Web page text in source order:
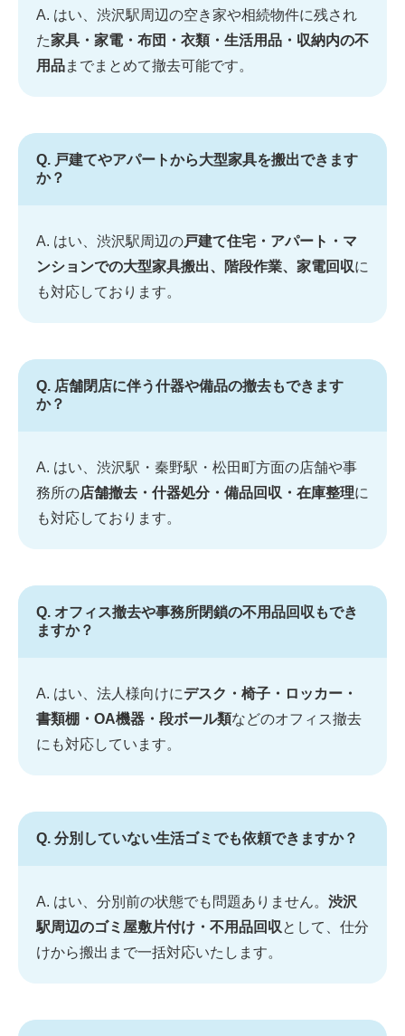
A. はい、渋沢駅周辺の空き家や相続物件に残され
た家具・家電・布団・衣類・生活用品・収納内の不
用品までまとめて撤去可能です。
Q. 戸建てやアパートから大型家具を搬出できます
か？
A. はい、渋沢駅周辺の戸建て住宅・アパート・マ
ンションでの大型家具搬出、階段作業、家電回収に
も対応しております。
Q. 店舗閉店に伴う什器や備品の撤去もできます
か？
A. はい、渋沢駅・秦野駅・松田町方面の店舗や事
務所の店舗撤去・什器処分・備品回収・在庫整理に
も対応しております。
Q. オフィス撤去や事務所閉鎖の不用品回収もでき
ますか？
A. はい、法人様向けにデスク・椅子・ロッカー・
書類棚・OA機器・段ボール類などのオフィス撤去
にも対応しています。
Q. 分別していない生活ゴミでも依頼できますか？
A. はい、分別前の状態でも問題ありません。 渋沢
駅周辺のゴミ屋敷片付け・不用品回収 として、仕分
けから搬出まで一括対応いたします。